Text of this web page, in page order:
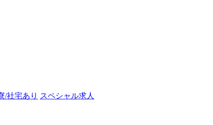
/社宅あり スペシャル求人